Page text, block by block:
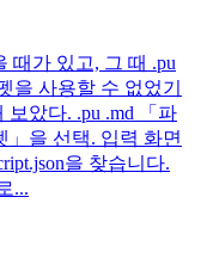
때가 있고, 그 때 .pu
을 사용할 수 없었기
았다. .pu .md 「파
을 선택. 입력 화면
을 찾습니다.
...